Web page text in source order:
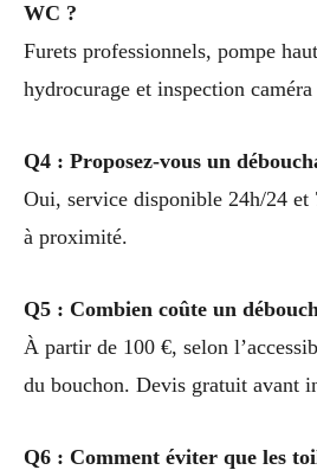
WC ?
Furets professionnels, pompe
hydrocurage et inspection caméra
Q4 : Proposez-vous un
Oui, service disponible 24h/24
à proximité.
Q5 : Combien coûte un
À partir de 100 €, selon
du bouchon. Devis gratuit avant
Q6 : Comment éviter que les